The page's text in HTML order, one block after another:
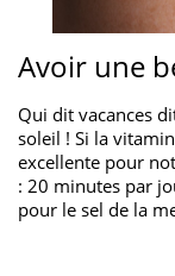
Avoir une
Qui dit vacances
soleil ! Si la
excellente pour
: 20 minutes par
pour le sel de la